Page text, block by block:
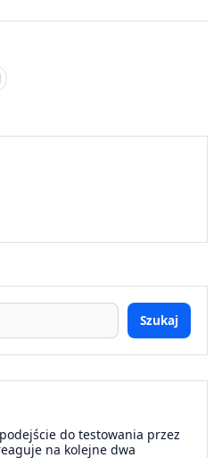
Szukaj
do testowania przez
na kolejne dwa